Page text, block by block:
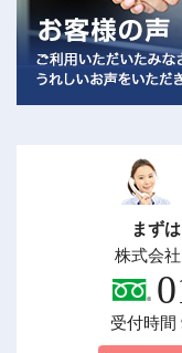
まず
株式会
受付時間